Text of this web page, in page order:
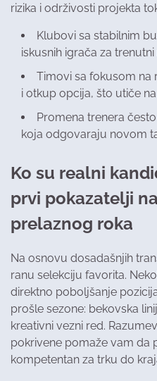
rizika i održivosti projekta
Klubovi sa stabilnim
iskusnih igrača za
Timovi sa fokusom na
i otkup opcija, što utiče
Promena trenera
koja odgovaraju novom
Ko su realni
prvi pokazatelji
prelaznog roka
Na osnovu dosadašnjih
ranu selekciju favorita.
direktno poboljšanje
prošle sezone: bekovska
kreativni vezni red.
pokrivene pomaže vam da
kompetentan za trku do